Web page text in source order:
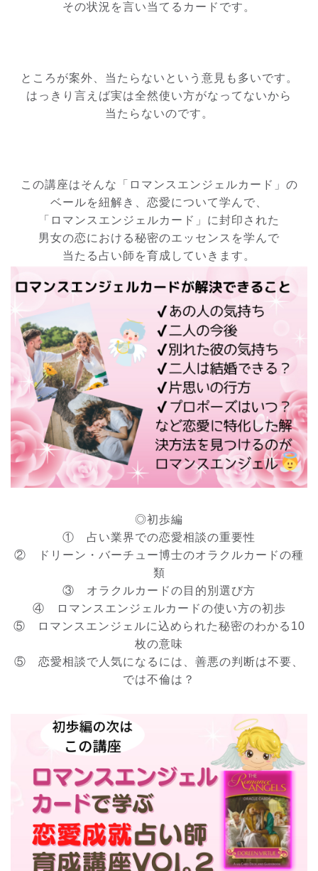
その状況を言い当てるカードです。
ところが案外、当たらないという意見も多いです。
はっきり言えば実は全然使い方がなってないから
当たらないのです。
この講座はそんな「ロマンスエンジェルカード」の
ベールを紐解き、恋愛について学んで、
「ロマンスエンジェルカード」に封印された
男女の恋における秘密のエッセンスを学んで
当たる占い師を育成していきます。
◎初歩編
① 占い業界での恋愛相談の重要性
② ドリーン・バーチュー博士のオラクルカードの種
類
③ オラクルカードの目的別選び方
④ ロマンスエンジェルカードの使い方の初歩
⑤ ロマンスエンジェルに込められた秘密のわかる10
枚の意味
⑤ 恋愛相談で人気になるには、善悪の判断は不要、
では不倫は？